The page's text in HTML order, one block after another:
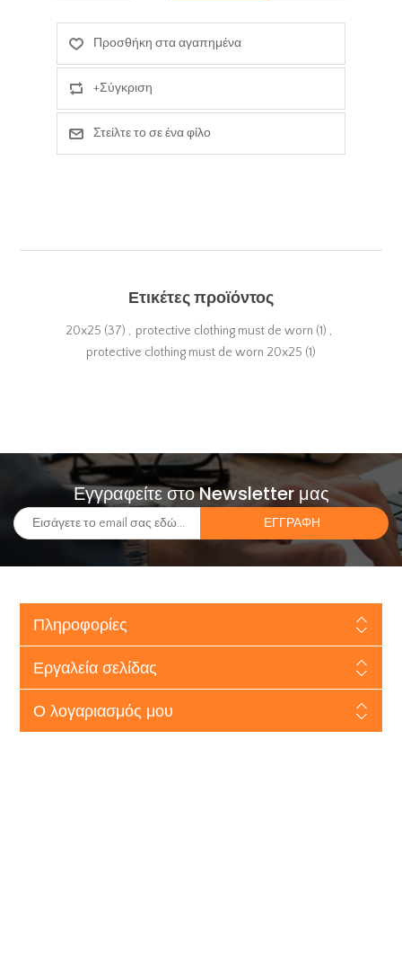
Προσθήκη στα αγαπημένα
+Σύγκριση
Στείλτε το σε ένα φίλο
Ετικέτες προϊόντος
20x25 (37) , protective clothing must de worn (1) ,
protective clothing must de worn 20x25 (1)
Εγγραφείτε στο Newsletter μας
Πληροφορίες
Εργαλεία σελίδας
Ο λογαριασμός μου